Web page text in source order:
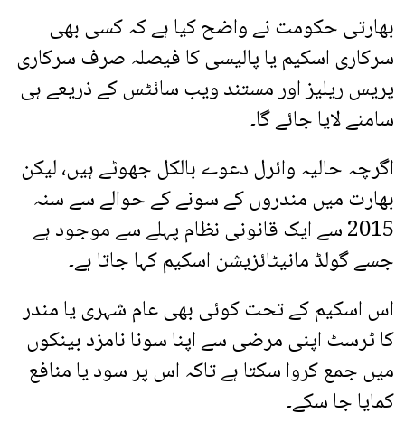
بھارتی حکومت نے واضح کیا ہے کہ کسی بھی
سرکاری اسکیم یا پالیسی کا فیصلہ صرف سرکاری
پریس ریلیز اور مستند ویب سائٹس کے ذریعے ہی
سامنے لایا جائے گا۔
اگرچہ حالیہ وائرل دعوے بالکل جھوٹے ہیں، لیکن
بھارت میں مندروں کے سونے کے حوالے سے سنہ
2015 سے ایک قانونی نظام پہلے سے موجود ہے
جسے گولڈ مانیٹائزیشن اسکیم کہا جاتا ہے۔
اس اسکیم کے تحت کوئی بھی عام شہری یا مندر
کا ٹرسٹ اپنی مرضی سے اپنا سونا نامزد بینکوں
میں جمع کروا سکتا ہے تاکہ اس پر سود یا منافع
کمایا جا سکے۔